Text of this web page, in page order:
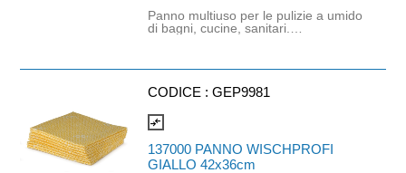
Panno multiuso per le pulizie a umido
di bagni, cucine, sanitari.
varie superfici. La struttura in lattice
macchie ostinate e le molecole
proliferazione di germi.
CODICE :GEP9981
compare_arrows
137000 PANNO WISCHPROFI
GIALLO 42x36cm